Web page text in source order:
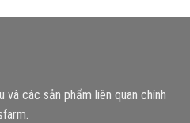
và các sản phẩm liên quan chính